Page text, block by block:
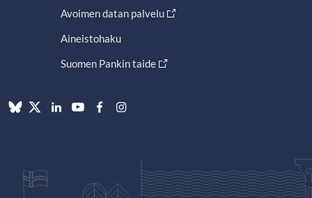
Avoimen datan palvelu
Aineistohaku
Suomen Pankin taide